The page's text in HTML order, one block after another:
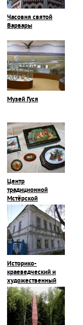
Часовня святой
Варвары
Музей Гуся
Центр
традиционной
Мстёрской
миниатюры
Историко-
краеведческий и
художественный
музей